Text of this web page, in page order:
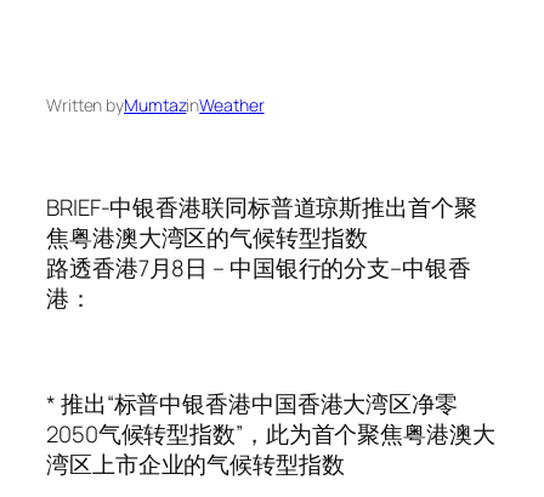
Written byMumtazinWeather
BRIEF-中银香港联同标普道琼斯推出首个聚
焦粤港澳大湾区的气候转型指数
路透香港7月8日 – 中国银行的分支–中银香
港：
* 推出“标普中银香港中国香港大湾区净零
2050气候转型指数”，此为首个聚焦粤港澳大
湾区上市企业的气候转型指数